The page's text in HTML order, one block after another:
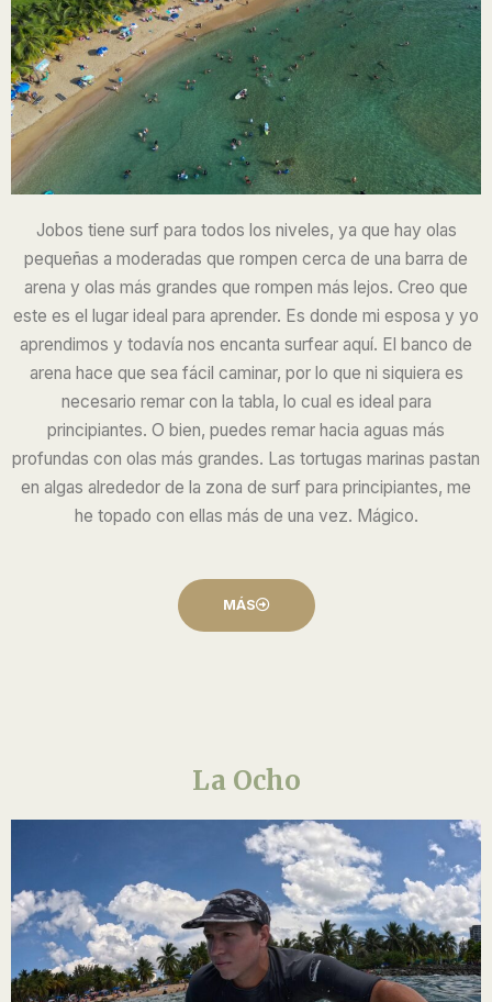
Jobos tiene surf para todos los niveles, ya que hay olas
pequeñas a moderadas que rompen cerca de una barra de
arena y olas más grandes que rompen más lejos. Creo que
este es el lugar ideal para aprender. Es donde mi esposa y yo
aprendimos y todavía nos encanta surfear aquí. El banco de
arena hace que sea fácil caminar, por lo que ni siquiera es
necesario remar con la tabla, lo cual es ideal para
principiantes. O bien, puedes remar hacia aguas más
profundas con olas más grandes. Las tortugas marinas pastan
en algas alrededor de la zona de surf para principiantes, me
he topado con ellas más de una vez. Mágico.
MÁS
La Ocho